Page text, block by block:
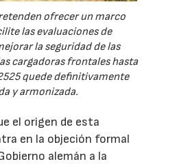
ofrecer un marco
las evaluaciones de
la seguridad de las
cargadoras frontales hasta
quede definitivamente
y armonizada.
el origen de esta
en la objeción formal
alemán a la